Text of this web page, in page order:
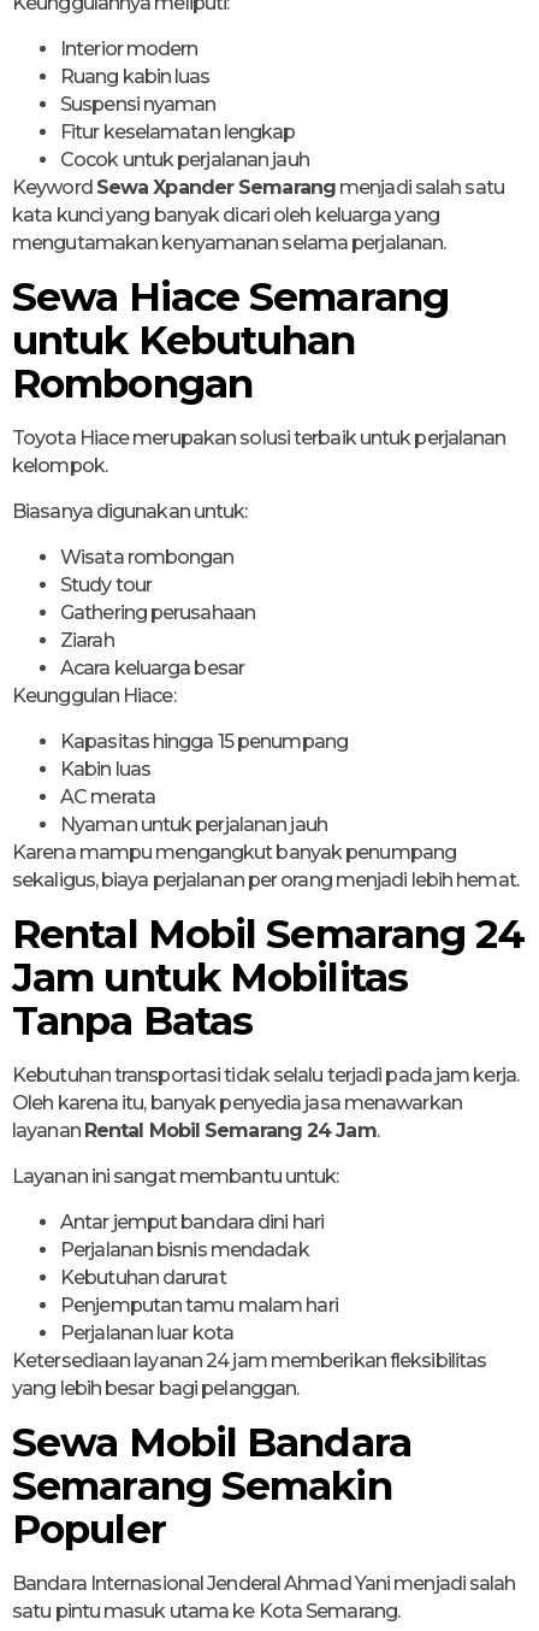
Interior modern
Ruang kabin luas
Suspensi nyaman
Fitur keselamatan lengkap
Cocok untuk perjalanan jauh
Keyword Sewa Xpander Semarangmenjadi salah satu
kata kunci yang banyak dicari oleh keluarga yang
mengutamakan kenyamanan selama perjalanan.
Sewa Hiace Semarang
untuk Kebutuhan
Rombongan
Toyota Hiace merupakan solusi terbaik untuk perjalanan
kelompok.
Biasanya digunakan untuk:
Wisata rombongan
Study tour
Gathering perusahaan
Ziarah
Acara keluarga besar
Keunggulan Hiace:
Kapasitas hingga 15 penumpang
Kabin luas
AC merata
Nyaman untuk perjalanan jauh
Karena mampu mengangkut banyak penumpang
sekaligus, biaya perjalanan per orang menjadi lebih hemat.
Rental Mobil Semarang 24
Jam untuk Mobilitas
Tanpa Batas
Kebutuhan transportasi tidak selalu terjadi pada jam kerja.
Oleh karena itu, banyak penyedia jasa menawarkan
layanan Rental Mobil Semarang 24 Jam.
Layanan ini sangat membantu untuk:
Antar jemput bandara dini hari
Perjalanan bisnis mendadak
Kebutuhan darurat
Penjemputan tamu malam hari
Perjalanan luar kota
Ketersediaan layanan 24 jam memberikan fleksibilitas
yang lebih besar bagi pelanggan.
Sewa Mobil Bandara
Semarang Semakin
Populer
Bandara Internasional Jenderal Ahmad Yani menjadi salah
satu pintu masuk utama ke Kota Semarang.